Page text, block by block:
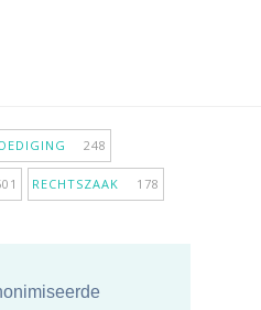
248
RECHTSZAAK 178
ONDERZOEK